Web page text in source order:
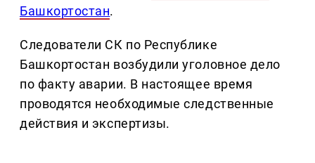
Башкортостан.
Следователи СК по Республике
Башкортостан возбудили уголовное дело
по факту аварии. В настоящее время
проводятся необходимые следственные
действия и экспертизы.